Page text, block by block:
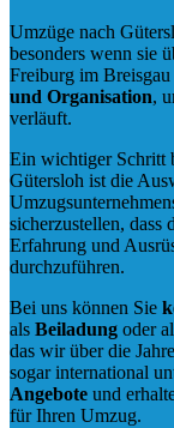
Umzüge nach
besonders wenn sie
Freiburg im
und Organisation,
verläuft.
Ein wichtiger Schritt
Gütersloh ist die
sicherzustellen, dass
Erfahrung und
durchzuführen.
Bei uns können Sie
als Beiladung oder
das wir über die
sogar international
Angebote und
für Ihren Umzug.